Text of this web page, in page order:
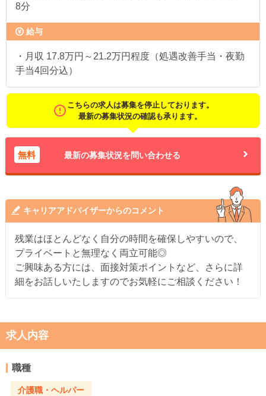
8分
給与
・月収 17.8万円～21.2万円程度（処遇改善手当・夜勤
手当4回分込）
こちらの求人は募集を停止しております。
最新の募集状況の確認も承ります。
無料 最新の募集状況を問い合わせる
キャリアアドバイザーからのコメント
残業はほとんどなく自分の時間を確保しやすいので、
プライベートと無理なく両立可能◎
ご興味ある方には、面接対策ポイントなど、さらに詳
細をお話しいたしますのでお気軽にご相談ください！
求人内容
職種
介護職・ヘルパー